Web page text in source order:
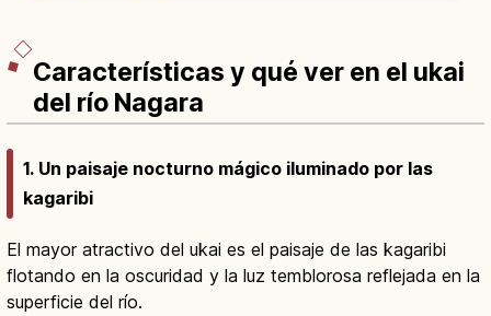
Características y qué ver en el ukai
del río Nagara
1. Un paisaje nocturno mágico iluminado por las
kagaribi
El mayor atractivo del ukai es el paisaje de las kagaribi
flotando en la oscuridad y la luz temblorosa reflejada en la
superficie del río.